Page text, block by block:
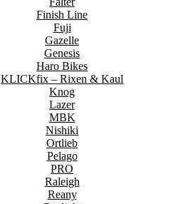
Finish Line
Fuji
Gazelle
Genesis
Haro Bikes
KLICKfix – Rixen & Kaul
Knog
Lazer
MBK
Nishiki
Ortlieb
Pelago
PRO
Raleigh
Reany